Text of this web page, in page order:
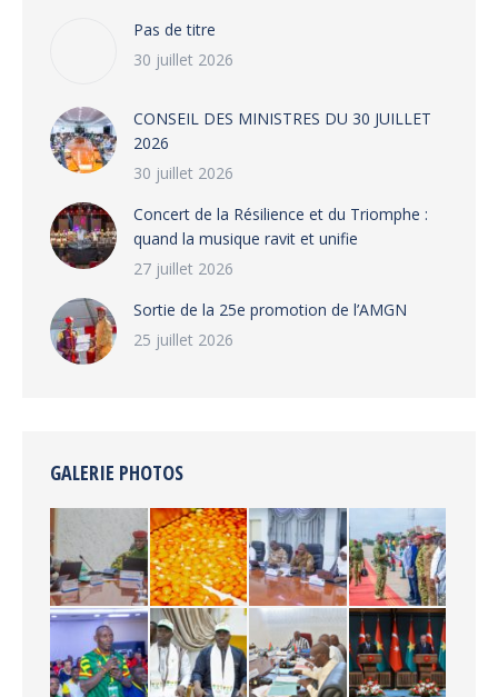
Pas de titre
30 juillet 2026
CONSEIL DES MINISTRES DU 30 JUILLET
2026
30 juillet 2026
‎​Concert de la Résilience et du Triomphe :
quand la musique ravit et unifie
27 juillet 2026
‎Sortie de la 25e promotion de l’AMGN
25 juillet 2026
GALERIE PHOTOS